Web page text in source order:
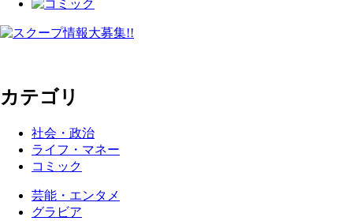
カテゴリ
社会・政治
ライフ・マネー
コミック
芸能・エンタメ
グラビア